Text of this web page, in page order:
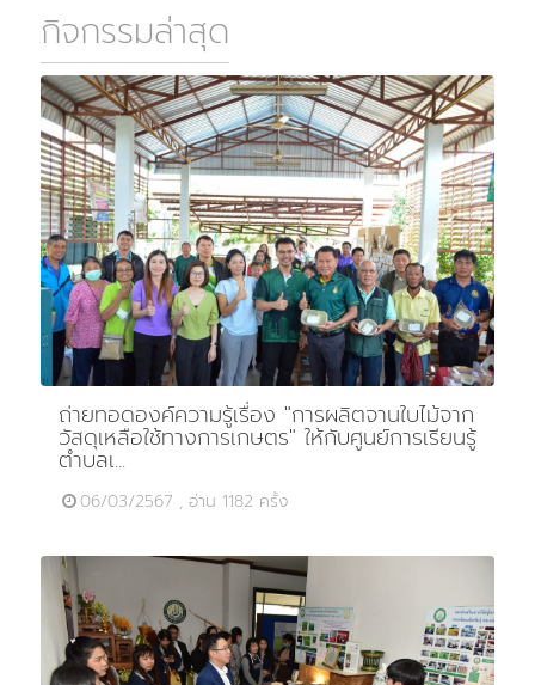
กิจกรรมล่าสุด
ถ่ายทอดองค์ความรู้เรื่อง "การผลิตจานใบไม้จาก
วัสดุเหลือใช้ทางการเกษตร" ให้กับศูนย์การเรียนรู้
ตำบลเ...
06/03/2567 , อ่าน 1182 ครั้ง